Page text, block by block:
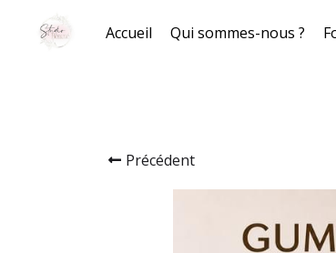
Accueil Qui sommes-nous ?
Précédent